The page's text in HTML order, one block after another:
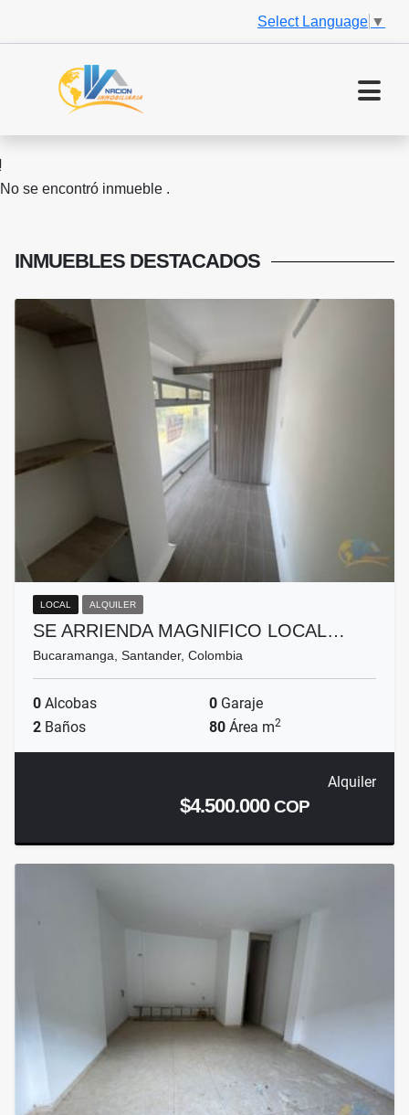
Select Language ▼
No se encontró inmueble .
INMUEBLES DESTACADOS
LOCAL ALQUILER
SE ARRIENDA MAGNIFICO LOCAL…
Bucaramanga, Santander, Colombia
0 Alcobas 0 Garaje
2 Baños 80 Área m2
Alquiler
$4.500.000COP